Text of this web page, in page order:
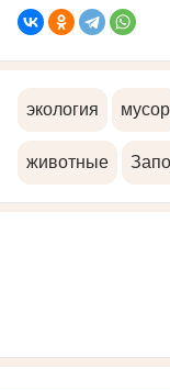
экология мусор
животные